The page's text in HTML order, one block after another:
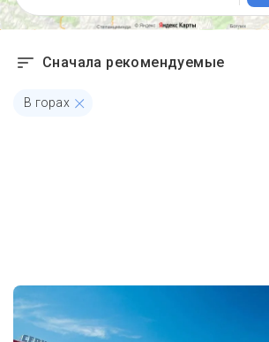
Сначала рекомендуемые
В горах